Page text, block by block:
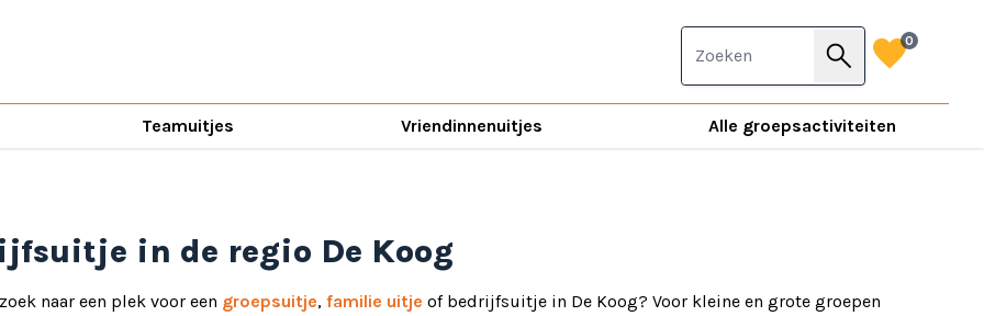
Teamuitjes Vriendinnenuitjes Alle groepsactiviteiten
search favorite0
in de regio De Koog
naar een plek voor een groepsuitje, familie uitje of bedrijfsuitje in De Koog? Voor kleine en grote groepen